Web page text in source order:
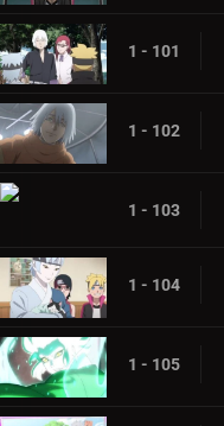
1 - 101
1 - 102
1 - 103
1 - 104
1 - 105